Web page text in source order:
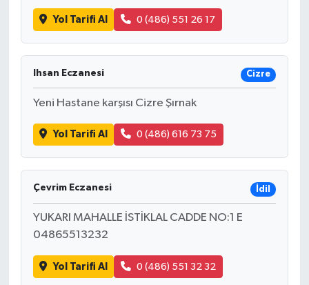
Yol Tarifi Al 0 (486) 551 26 17
Ihsan Eczanesi Cizre
Yeni Hastane karşısı Cizre Şırnak
Yol Tarifi Al 0 (486) 616 73 75
Çevrim Eczanesi İdil
YUKARI MAHALLE İSTİKLAL CADDE NO:1 E
04865513232
Yol Tarifi Al 0 (486) 551 32 32